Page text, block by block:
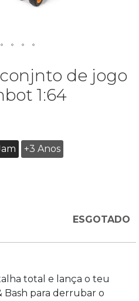
de jogo
1:64
+3 Anos
ESGOTADO
total e lança o teu
Bash para derrubar o